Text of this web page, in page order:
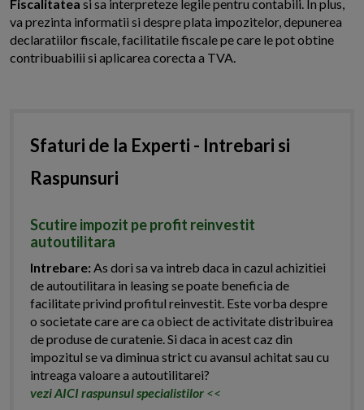
Fiscalitatea si sa interpreteze legile pentru contabili. In plus,
va prezinta informatii si despre plata impozitelor, depunerea
declaratiilor fiscale, facilitatile fiscale pe care le pot obtine
contribuabilii si aplicarea corecta a TVA.
Sfaturi de la Experti - Intrebari si
Raspunsuri
Scutire impozit pe profit reinvestit
autoutilitara
Intrebare:As dori sa va intreb daca in cazul achizitiei
de autoutilitara in leasing se poate beneficia de
facilitate privind profitul reinvestit. Este vorba despre
o societate care are ca obiect de activitate distribuirea
de produse de curatenie. Si daca in acest caz din
impozitul se va diminua strict cu avansul achitat sau cu
intreaga valoare a autoutilitarei?
vezi AICI raspunsul specialistilor <<